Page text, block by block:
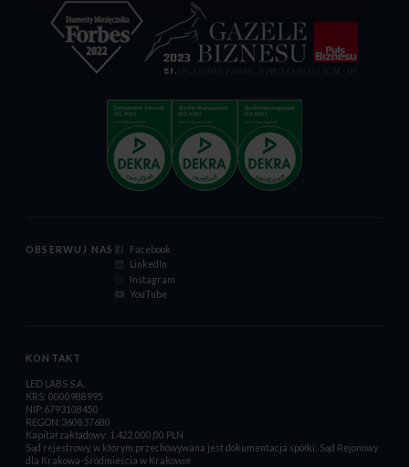
OBSERWUJ NAS
Facebook
LinkedIn
Instagram
YouTube
KONTAKT
LED LABS S.A.
KRS: 0000988995
NIP:6793108450
REGON:360837680
Kapitał zakładowy: 1.422.000,00 PLN
Sąd rejestrowy, w którym przechowywana jest dokumentacja spółki: Sąd Rejonowy
dla Krakowa-Śródmieścia w Krakowie